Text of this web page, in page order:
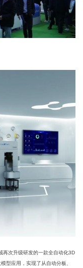
再次升级研发的一款全自动化3D
型应用，实现了从自动分板、